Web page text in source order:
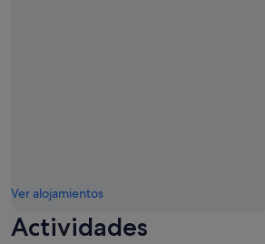
Ver alojamientos
Actividades